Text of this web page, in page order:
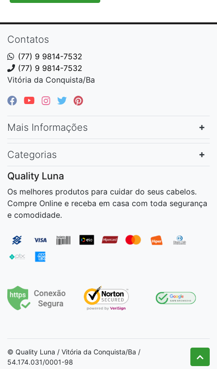
Contatos
(77) 9 9814-7532
(77) 9 9814-7532
Vitória da Conquista/Ba
Mais Informações
Categorias
Quality Luna
Os melhores produtos para cuidar do seus cabelos.
Compre Online e receba em casa com toda segurança
e comodidade.
© Quality Luna / Vitória da Conquista/Ba /
54.174.031/0001-98